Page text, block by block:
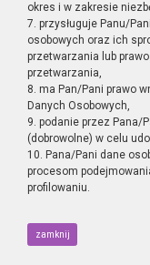
okres i w zakresie
7. przysługuje Panu/
osobowych oraz ich
przetwarzania lub
przetwarzania,
8. ma Pan/Pani prawo
Danych Osobowych,
9. podanie przez Pana/
(dobrowolne) w celu
10. Pana/Pani dane
procesom
profilowaniu.
zamknij